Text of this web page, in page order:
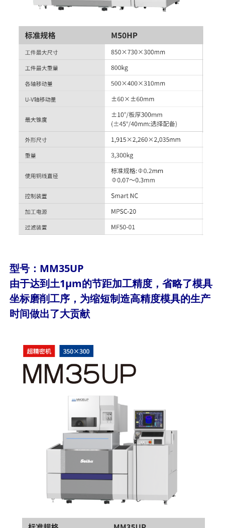
型号：MM35UP
由于达到土1μm的节距加工精度，省略了模具
坐标磨削工序，为缩短制造高精度模具的生产
时间做出了大贡献